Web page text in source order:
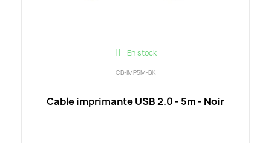
En stock
CB-IMP5M-BK
Cable imprimante USB 2.0 - 5m - Noir